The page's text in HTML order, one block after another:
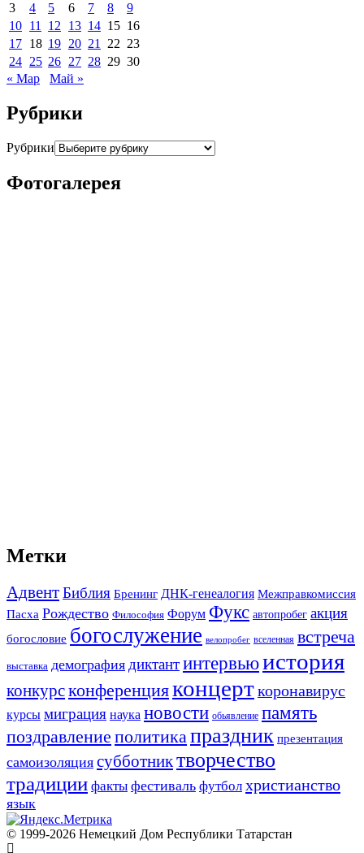
3
4 5 6 7 8
9
10 11 12 13 14 15 16
17 18 19 20 21 22 23
24 25 26 27 28 29 30
« Мар
Май »
Рубрики
Рубрики
Фотогалерея
Метки
АдвентБиблия Бренинг ДНК-генеалогия Межправкомиссия
Пасха Рождество Философия Форум Фукс автопробег акция
богословие богослужение велопробег вселенная встреча
выставка демография диктантинтервьюистория
конкурсконференцияконцерткоронавирус
курсы миграция наука новости обьявление память
поздравление политика праздник презентация
самоизоляция субботниктворчество
традиции факты фестиваль футбол христианство
язык
© 1999-2026 Немецкий Дом Республики Татарстан